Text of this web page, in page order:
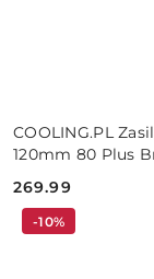
COOLING.PL
120mm 80 Plus
Cena:
269.99
-10%